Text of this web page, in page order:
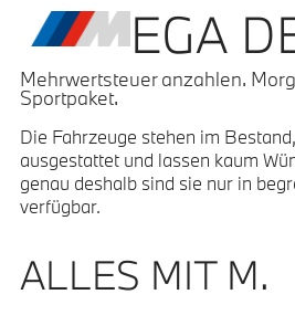
EGA
Mehrwertsteuer anzahlen.
Sportpaket.
Die Fahrzeuge stehen im
ausgestattet und lassen kaum
genau deshalb sind sie nur in
verfügbar.
ALLES MIT M.